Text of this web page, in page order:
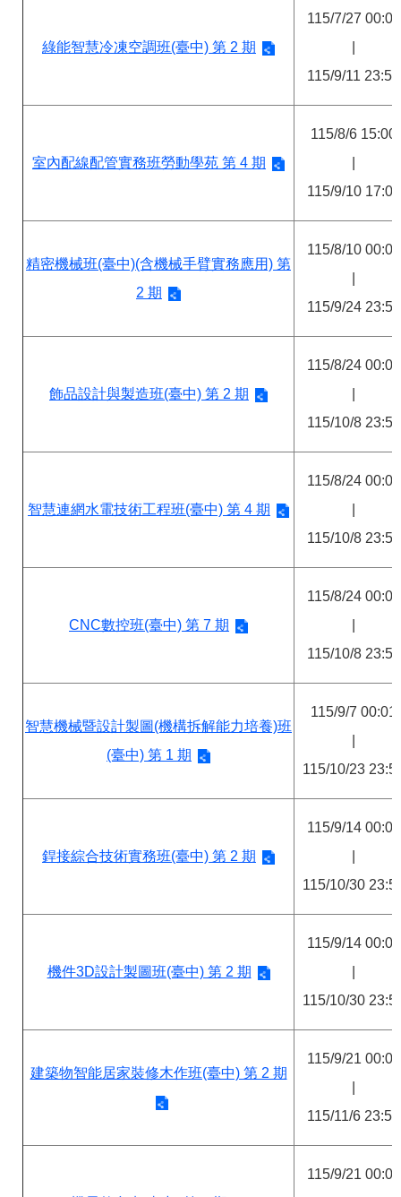
綠能智慧冷凍空調班(臺中) 第 2 期
115/7/27 00:00
115/9/11 23:59
室內配線配管實務班勞動學苑 第 4 期
115/8/6 15:00
115/9/10 17:00
精密機械班(臺中)(含機械手臂實務應用) 第
2 期
115/8/10 00:00
115/9/24 23:59
飾品設計與製造班(臺中) 第 2 期
115/8/24 00:00
115/10/8 23:59
智慧連網水電技術工程班(臺中) 第 4 期
115/8/24 00:00
115/10/8 23:59
CNC數控班(臺中) 第 7 期
115/8/24 00:00
115/10/8 23:59
智慧機械暨設計製圖(機構拆解能力培養)班
(臺中) 第 1 期
115/9/7 00:01
115/10/23
銲接綜合技術實務班(臺中) 第 2 期
115/9/14 00:00
115/10/30
機件3D設計製圖班(臺中) 第 2 期
115/9/14 00:00
115/10/30
建築物智能居家裝修木作班(臺中) 第 2 期
115/9/21 00:00
115/11/6 23:59
115/9/21 00:00